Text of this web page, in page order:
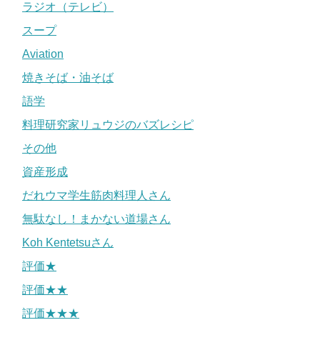
ラジオ（テレビ）
スープ
Aviation
焼きそば・油そば
語学
料理研究家リュウジのバズレシピ
その他
資産形成
だれウマ学生筋肉料理人さん
無駄なし！まかない道場さん
Koh Kentetsuさん
評価★
評価★★
評価★★★